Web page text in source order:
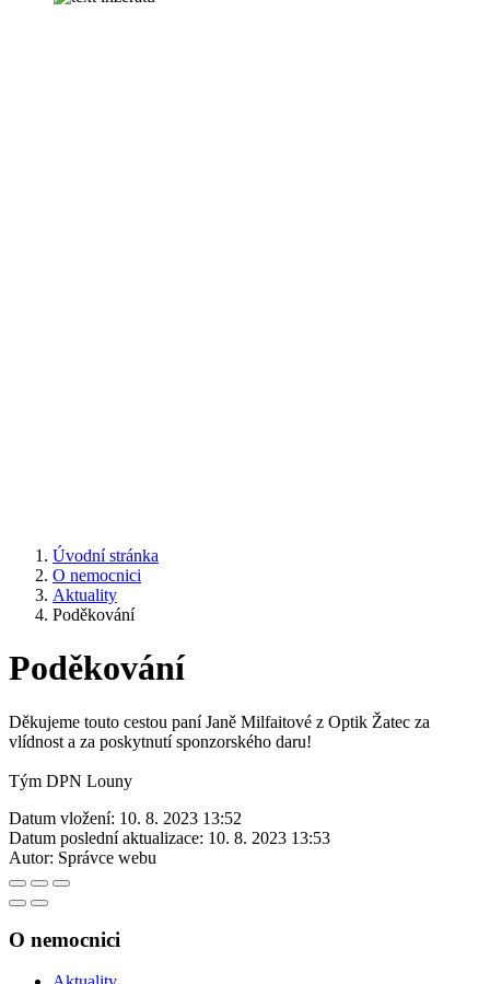
Úvodní stránka
O nemocnici
Aktuality
Poděkování
Poděkování
Děkujeme touto cestou paní Janě Milfaitové z Optik Žatec za
vlídnost a za poskytnutí sponzorského daru!
Tým DPN Louny
Datum vložení: 10. 8. 2023 13:52
Datum poslední aktualizace: 10. 8. 2023 13:53
Autor: Správce webu
O nemocnici